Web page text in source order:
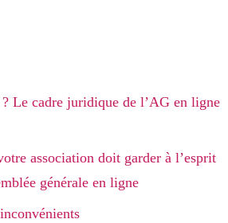
Le cadre juridique de l’AG en ligne
association doit garder à l’esprit
générale en ligne